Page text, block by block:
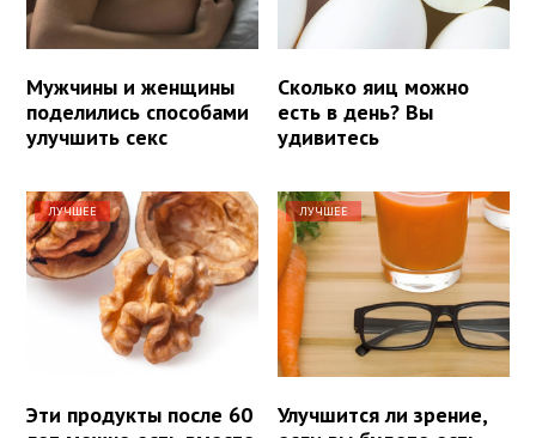
Мужчины и женщины
поделились способами
улучшить секс
Сколько яиц можно
есть в день? Вы
удивитесь
ЛУЧШЕЕ
Эти продукты после 60
ЛУЧШЕЕ
Улучшится ли зрение,